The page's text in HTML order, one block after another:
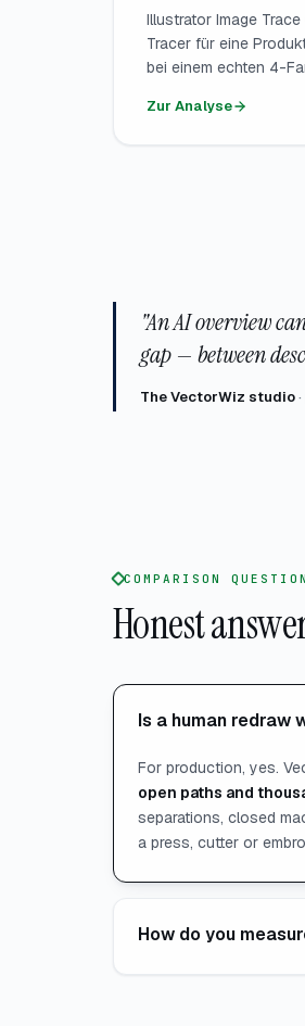
Illustrator Image
Tracer für eine
bei einem echten 4-
Zur Analyse
"An AI overview
gap — between
The VectorWiz studio·
COMPARISON
Honest
Is a human redraw
For production, yes.
open paths and
separations, closed
a press, cutter or
How do you